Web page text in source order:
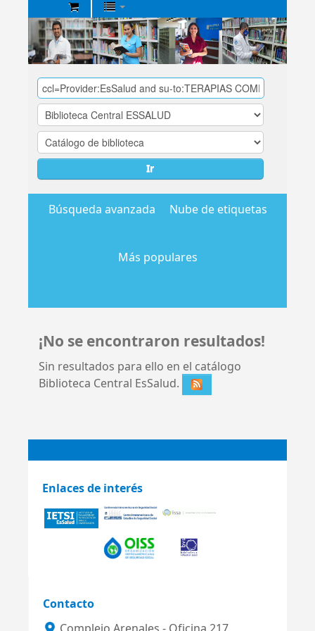
Biblioteca
Central
EsSalud
Ir
Búsqueda avanzada Nube de etiquetas
Más populares
¡No se encontraron resultados!
Sin resultados para ello en el catálogo
Biblioteca Central EsSalud.
Enlaces de interés
Contacto